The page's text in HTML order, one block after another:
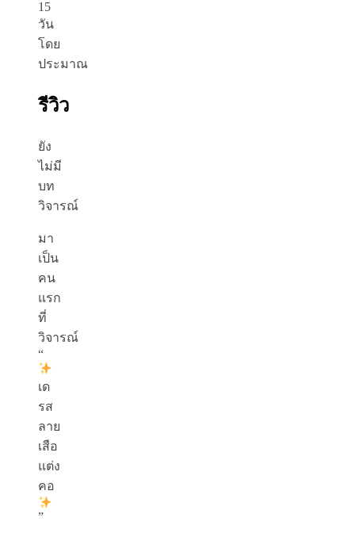
15
วัน
โดย
ประมาณ
รีวิว
ยัง
ไม่มี
บท
วิจารณ์
มา
เป็น
คน
แรก
ที่
วิจารณ์
“
เด
รส
ลาย
เสือ
แต่ง
คอ
”